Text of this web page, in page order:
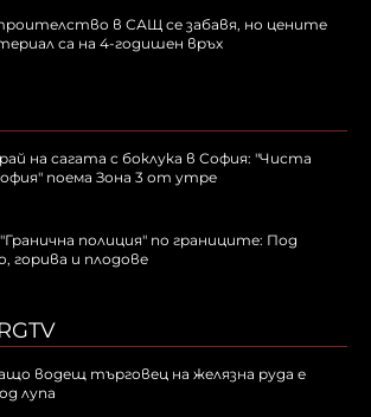
в САЩ се забавя, но цените
са на 4-годишен връх
на сагата с боклука в София: "Чиста
поема Зона 3 от утре
полиция" по границите: Под
горива и плодове
водещ търговец на желязна руда е
лупа